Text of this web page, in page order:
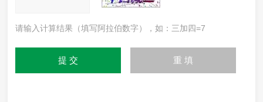
请输入计算结果（填写阿拉伯数字），如：三加四=7